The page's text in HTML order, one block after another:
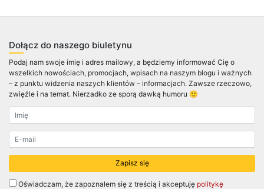
Dołącz do naszego biuletynu
Podaj nam swoje imię i adres mailowy, a będziemy informować Cię o
wszelkich nowościach, promocjach, wpisach na naszym blogu i ważnych
– z punktu widzenia naszych klientów – informacjach. Zawsze rzeczowo,
zwięźle i na temat. Nierzadko ze sporą dawką humoru 🙂
Oświadczam, że zapoznałem się z treścią i akceptuję politykę